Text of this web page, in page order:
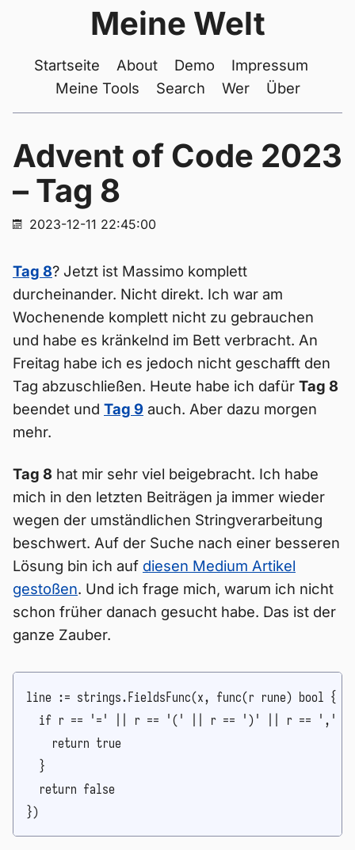
Meine Welt
Startseite About Demo
Impressum
Meine Tools
Search Wer Über
Advent of Code 2023
– Tag 8
2023-12-11 22:45:00
Tag 8? Jetzt ist Massimo komplett
durcheinander. Nicht direkt. Ich war am
Wochenende komplett nicht zu gebrauchen
und habe es kränkelnd im Bett verbracht. An
Freitag habe ich es jedoch nicht geschafft den
Tag abzuschließen. Heute habe ich dafür Tag 8
beendet und Tag 9 auch. Aber dazu morgen
mehr.
Tag 8 hat mir sehr viel beigebracht. Ich habe
mich in den letzten Beiträgen ja immer wieder
wegen der umständlichen Stringverarbeitung
beschwert. Auf der Suche nach einer besseren
Lösung bin ich auf diesen Medium Artikel
gestoßen. Und ich frage mich, warum ich nicht
schon früher danach gesucht habe. Das ist der
ganze Zauber.
line := strings.FieldsFunc(x, func(r rune) bool {
if r == '=' || r == '(' || r == ')' || r == ','
    return true
  }
  return false
})